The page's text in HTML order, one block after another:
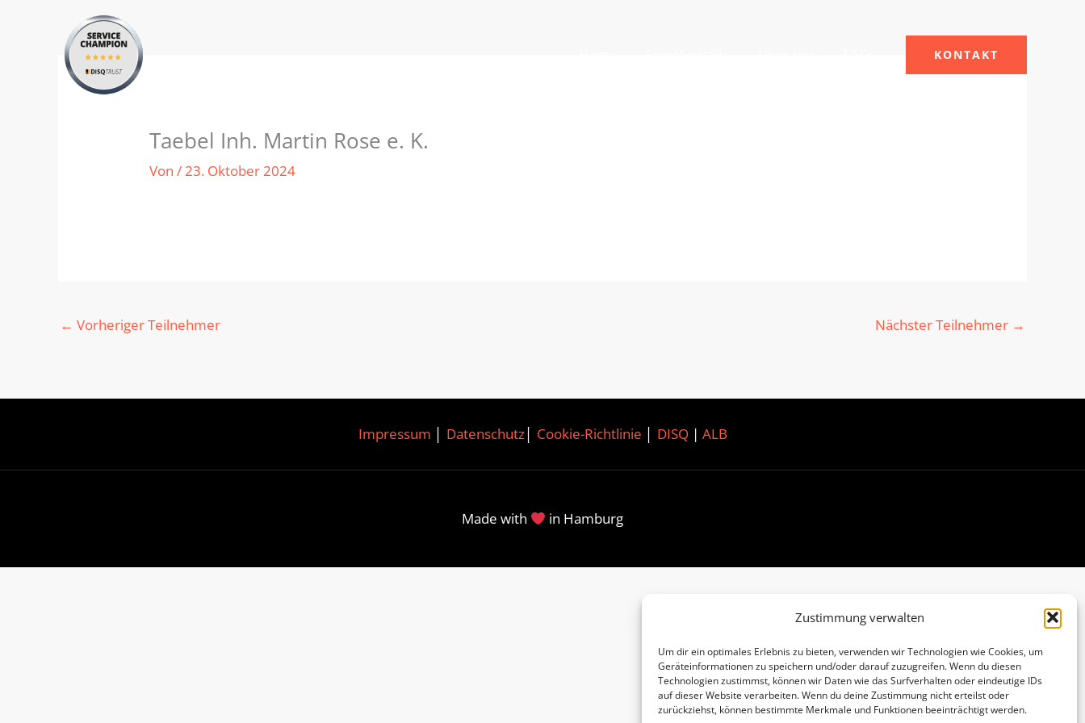
Zustimmung verwalten
Um dir ein optimales Erlebnis zu bieten, verwenden wir Technologien wie Cookies, um
Geräteinformationen zu speichern und/oder darauf zuzugreifen. Wenn du diesen
Technologien zustimmst, können wir Daten wie das Surfverhalten oder eindeutige IDs
auf dieser Website verarbeiten. Wenn du deine Zustimmung nicht erteilst oder
zurückziehst, können bestimmte Merkmale und Funktionen beeinträchtigt werden.
KONTAKT
Taebel Inh. Martin Rose e. K.
Von/23. Oktober 2024
← Vorheriger Teilnehmer Nächster Teilnehmer →
Impressum Datenschutz│ Cookie-Richtlinie DISQ| ALB
Made with in Hamburg